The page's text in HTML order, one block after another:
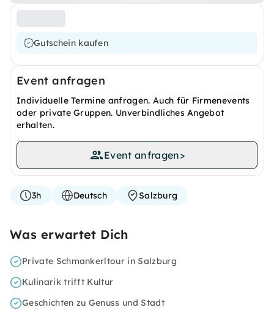
Gutschein kaufen
Event anfragen
Individuelle Termine anfragen. Auch für Firmenevents
oder private Gruppen. Unverbindliches Angebot
erhalten.
Event anfragen>
3h Deutsch Salzburg
Was erwartet Dich
Private Schmankerltour in Salzburg
Kulinarik trifft Kultur
Geschichten zu Genuss und Stadt